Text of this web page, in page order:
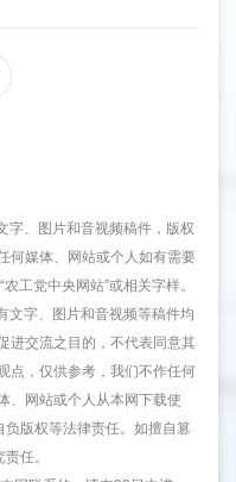
字、图片和音视频稿件，版权
何媒体、网站或个人如有需要
工党中央网站”或相关字样。
文字、图片和音视频等稿件均
进交流之目的，不代表同意其
点，仅供参考，我们不作任何
、网站或个人从本网下载使
版权等法律责任。如擅自篡
任。